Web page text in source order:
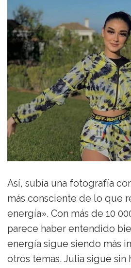
Así, subía una fotografía
más consciente de lo que
energía». Con más de 10
parece haber entendido
energía sigue siendo más
otros temas. Julia sigue sin